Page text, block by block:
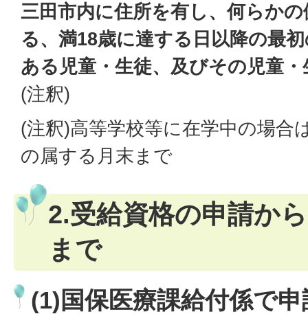
三田市内に住所を有し、何らか
る、満18歳に達する日以降の最
ある児童・生徒、及びその児童
(注釈)
(注釈)高等学校等に在学中の場合
の属する月末まで
2.受給資格の申請か
まで
(1)国保医療課給付係で